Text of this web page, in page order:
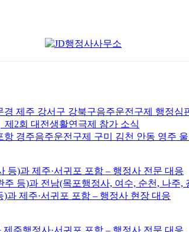
제주 강서구 강북구음주운전구제 행정심
제2회 대전생활연극제 참가 소식
경주음주운전구제 구미 김천 안동 영주
등)과 제주·서귀포 포함 – 행정사 전문 대응
등)과 전남(목포행정사, 여수, 순천, 나주,
과 제주·서귀포 포함 – 행정사 현장 대응
주행정사·서귀포 포함 – 행정사 전문 대응